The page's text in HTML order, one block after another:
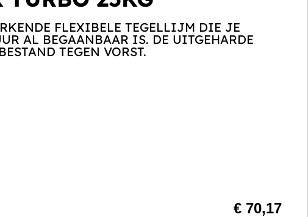
FLEXIBELE TEGELLIJM DIE JE
AL BEGAANBAAR IS. DE UITGEHARDE
TEGEN VORST.
€ 70,17